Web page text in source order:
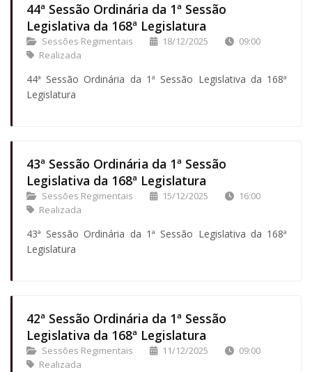
44ª Sessão Ordinária da 1ª Sessão
Legislativa da 168ª Legislatura
Sessões Regimentais 18/12/2025
09:00
Realizada
44ª Sessão Ordinária da 1ª Sessão Legislativa da 168ª
Legislatura
43ª Sessão Ordinária da 1ª Sessão
Legislativa da 168ª Legislatura
Sessões Regimentais 15/12/2025
16:00
Realizada
43ª Sessão Ordinária da 1ª Sessão Legislativa da 168ª
Legislatura
42ª Sessão Ordinária da 1ª Sessão
Legislativa da 168ª Legislatura
Sessões Regimentais 11/12/2025
09:00
Realizada